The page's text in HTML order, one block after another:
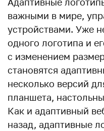
Адаптивные
важными в мире,
устройствами. Уже
одного логотипа и
с изменением
становятся
несколько версий
планшета,
Как и адаптивный
назад, адаптивные